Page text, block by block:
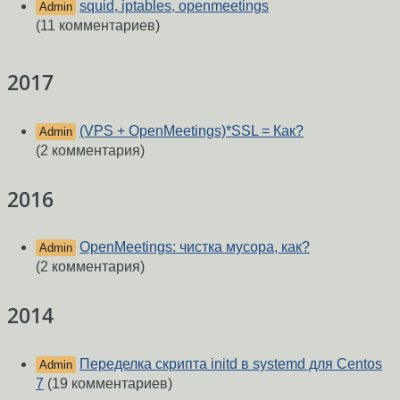
Admin squid, iptables, openmeetings
(11 комментариев)
2017
Admin (VPS + OpenMeetings)*SSL = Как?
(2 комментария)
2016
Admin OpenMeetings: чистка мусора, как?
(2 комментария)
2014
Admin
Переделка скрипта initd в systemd для Centos
7 (19 комментариев)